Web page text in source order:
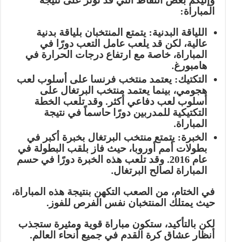
المباراة:
اللياقة البدنية: يتمتع المنتخبان بلياقة بدنية
عالية، لكن قد يلعب عامل التعب دورًا في
المباراة، خاصة مع ارتفاع درجات الحرارة في
هامبورغ.
التكتيك: يعتمد منتخب فرنسا على أسلوب لعب
هجومي، بينما يعتمد منتخب البرتغال على
أسلوب لعب دفاعي أكثر. وقد تلعب الخطة
التكتيكية للمدربين دورًا حاسماً في نتيجة
المباراة.
الخبرة: يتمتع منتخب البرتغال بخبرة أكبر في
بطولات أمم أوروبا، حيث فاز بلقب البطولة في
عام 2016. وقد تلعب هذه الخبرة دورًا في حسم
المباراة لصالح البرتغال.
في الختام، من الصعب التكهن بنتيجة هذه المباراة،
حيث يمتلك المنتخبان نفس الفرص للفوز.
لكن بالتأكيد، ستكون مباراة قوية ومثيرة ستجذب
أنظار عشاق كرة القدم في جميع أنحاء العالم.